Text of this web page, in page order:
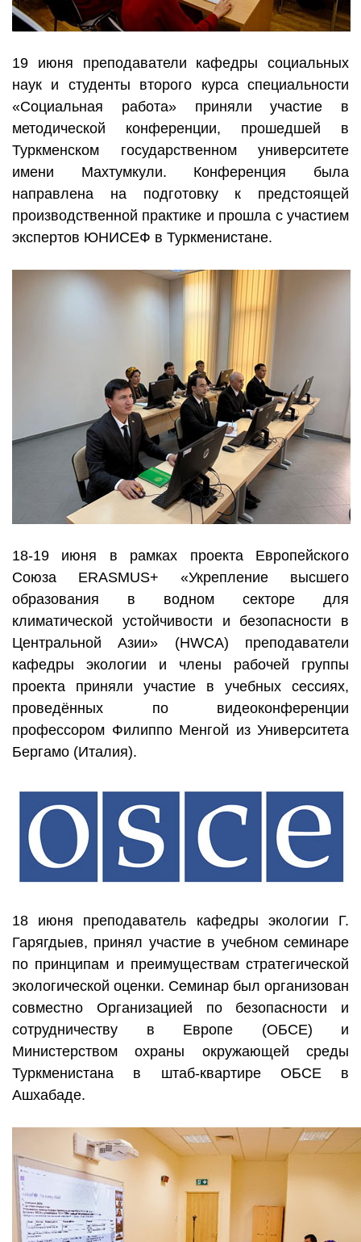
19 июня преподаватели кафедры социальных
наук и студенты второго курса специальности
«Социальная работа» приняли участие в
методической конференции, прошедшей в
Туркменском государственном университете
имени Махтумкули. Конференция была
направлена на подготовку к предстоящей
производственной практике и прошла с участием
экспертов ЮНИСЕФ в Туркменистане.
18-19 июня в рамках проекта Европейского
Союза ERASMUS+ «Укрепление высшего
образования в водном секторе для
климатической устойчивости и безопасности в
Центральной Азии» (HWCA) преподаватели
кафедры экологии и члены рабочей группы
проекта приняли участие в учебных сессиях,
проведённых по видеоконференции
профессором Филиппо Менгой из Университета
Бергамо (Италия).
18 июня преподаватель кафедры экологии Г.
Гарягдыев, принял участие в учебном семинаре
по принципам и преимуществам стратегической
экологической оценки. Семинар был организован
совместно Организацией по безопасности и
сотрудничеству в Европе (ОБСЕ) и
Министерством охраны окружающей среды
Туркменистана в штаб-квартире ОБСЕ в
Ашхабаде.